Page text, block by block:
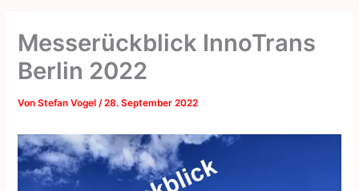
Messerückblick InnoTrans
Berlin 2022
VonStefan Vogel/28. September 2022